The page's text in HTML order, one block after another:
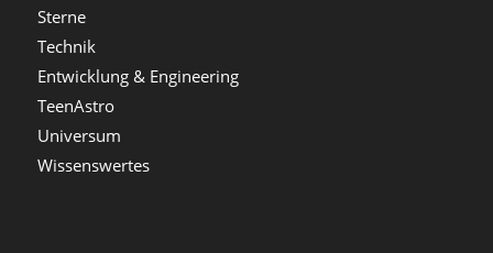
Sterne
Technik
Entwicklung & Engineering
TeenAstro
Universum
Wissenswertes